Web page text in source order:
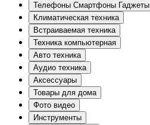
Телефоны Смартфоны Гаджеты
Климатическая техника
Встраиваемая техника
Техника компьютерная
Авто техника
Аудио техника
Аксессуары
Товары для дома
Фото видео
Инструменты